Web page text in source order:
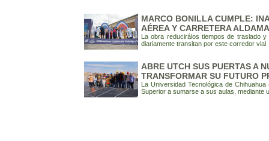
MARCO BONILLA CUMPLE:
AÉREA Y CARRETERA ALDAMA
La obra reducirálos tiempos de traslado
diariamente transitan por este corredor vial
ABRE UTCH SUS PUERTAS A
TRANSFORMAR SU FUTURO
La Universidad Tecnológica de
Superior a sumarse a sus aulas, mediante